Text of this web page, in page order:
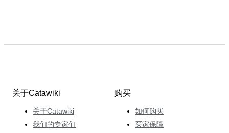
关于Catawiki
关于Catawiki
我们的专家们
购买
如何购买
买家保障